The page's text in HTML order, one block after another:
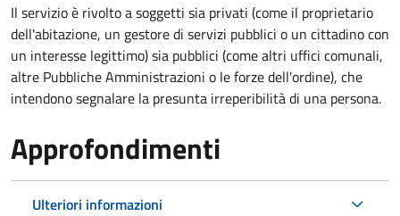
Il servizio è rivolto a soggetti sia privati (come il proprietario
dell'abitazione, un gestore di servizi pubblici o un cittadino con
un interesse legittimo) sia pubblici (come altri uffici comunali,
altre Pubbliche Amministrazioni o le forze dell'ordine), che
intendono segnalare la presunta irreperibilità di una persona.
Approfondimenti
Ulteriori informazioni